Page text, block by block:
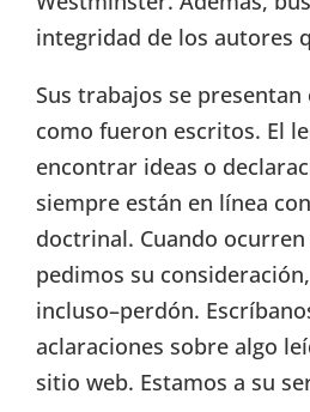
integridad de los autores
Sus trabajos se
como fueron escritos. El
encontrar ideas o
siempre están en línea
doctrinal. Cuando ocurren
pedimos su
incluso–perdón.
aclaraciones sobre algo
sitio web. Estamos a su